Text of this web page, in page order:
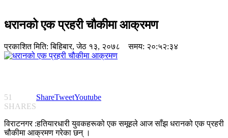
धरानको एक प्रहरी चौकीमा आक्रमण
प्रकाशित मिति:बिहिबार, जेठ १३, २०७८ समय: २०:५२:३४
51
SHARES
ShareTweetYoutube
विराटनगर :हतियारधारी युवकहरूको एक समूहले आज साँझ धरानको एक प्रहरी
चौकीमा आक्रमण गरेका छन् ।